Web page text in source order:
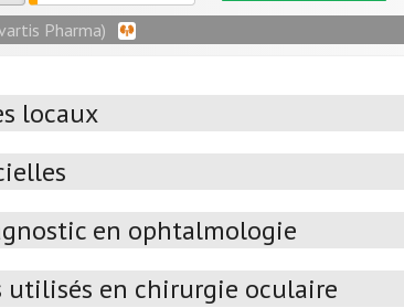
Pharma)
locaux
en ophtalmologie
utilisés en chirurgie oculaire